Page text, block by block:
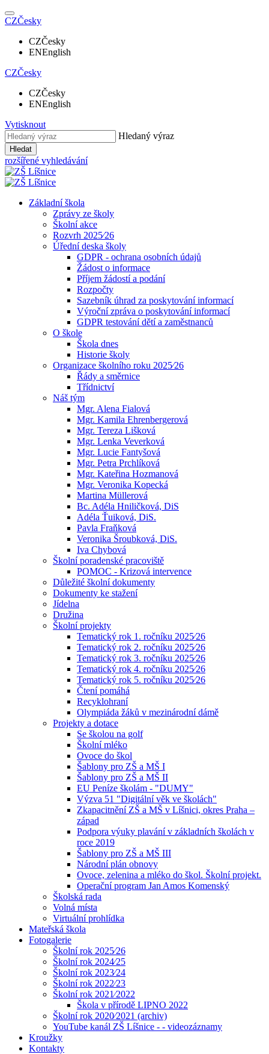
CZČesky
CZČesky
ENEnglish
CZČesky
CZČesky
ENEnglish
Vytisknout
Hledaný výraz
Hledat
rozšířené vyhledávání
Základní škola
Zprávy ze školy
Školní akce
Rozvrh 2025⁄26
Úřední deska školy
GDPR - ochrana osobních údajů
Žádost o informace
Příjem žádostí a podání
Rozpočty
Sazebník úhrad za poskytování informací
Výroční zpráva o poskytování informací
GDPR testování dětí a zaměstnanců
O škole
Škola dnes
Historie školy
Organizace školního roku 2025⁄26
Řády a směrnice
Třídnictví
Náš tým
Mgr. Alena Fialová
Mgr. Kamila Ehrenbergerová
Mgr. Tereza Lišková
Mgr. Lenka Veverková
Mgr. Lucie Fantyšová
Mgr. Petra Prchlíková
Mgr. Kateřina Hozmanová
Mgr. Veronika Kopecká
Martina Müllerová
Bc. Adéla Hniličková, DiS
Adéla Ťuiková, DiS.
Pavla Fraňková
Veronika Šroubková, DiS.
Iva Chybová
Školní poradenské pracoviště
POMOC - Krizová intervence
Důležité školní dokumenty
Dokumenty ke stažení
Jídelna
Družina
Školní projekty
Tematický rok 1. ročníku 2025⁄26
Tematický rok 2. ročníku 2025⁄26
Tematický rok 3. ročníku 2025⁄26
Tematický rok 4. ročníku 2025⁄26
Tematický rok 5. ročníku 2025⁄26
Čtení pomáhá
Recyklohraní
Olympiáda žáků v mezinárodní dámě
Projekty a dotace
Se školou na golf
Školní mléko
Ovoce do škol
Šablony pro ZŠ a MŠ I
Šablony pro ZŠ a MŠ II
EU Peníze školám - "DUMY"
Výzva 51 "Digitální věk ve školách"
Zkapacitnění ZŠ a MŠ v Líšnici, okres Praha –
západ
Podpora výuky plavání v základních školách v
roce 2019
Šablony pro ZŠ a MŠ III
Národní plán obnovy
Ovoce, zelenina a mléko do škol. Školní projekt.
Operační program Jan Amos Komenský
Školská rada
Volná místa
Virtuální prohlídka
Mateřská škola
Fotogalerie
Školní rok 2025⁄26
Školní rok 2024⁄25
Školní rok 2023⁄24
Školní rok 2022⁄23
Školní rok 2021⁄2022
Škola v přírodě LIPNO 2022
Školní rok 2020⁄2021 (archiv)
YouTube kanál ZŠ Líšnice - - videozáznamy
Kroužky
Kontakty